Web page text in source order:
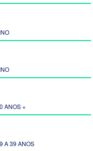
ANOS +
A 39 ANOS